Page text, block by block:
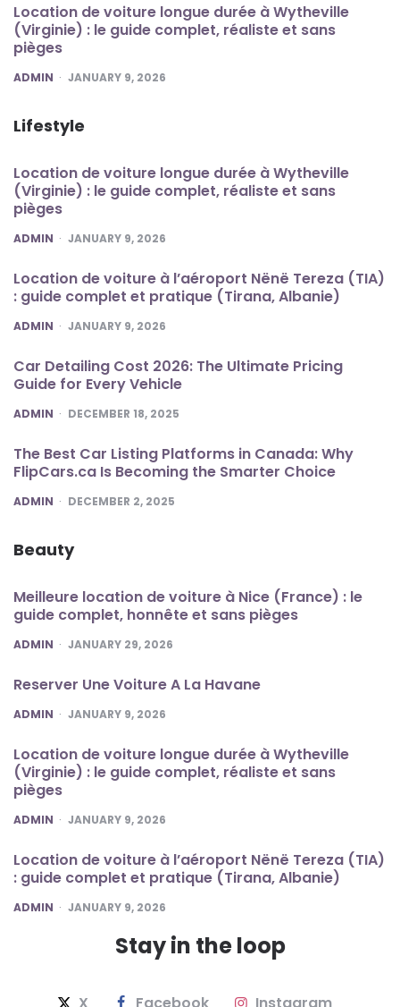
Location de voiture longue durée à Wytheville
(Virginie) : le guide complet, réaliste et sans
pièges
POSTED
ADMIN JANUARY 9, 2026
Lifestyle
Location de voiture longue durée à Wytheville
(Virginie) : le guide complet, réaliste et sans
pièges
POSTED
ADMIN JANUARY 9, 2026
Location de voiture à l’aéroport Nënë Tereza (TIA)
: guide complet et pratique (Tirana, Albanie)
POSTED
ADMIN JANUARY 9, 2026
Car Detailing Cost 2026: The Ultimate Pricing
Guide for Every Vehicle
POSTED
ADMIN DECEMBER 18, 2025
The Best Car Listing Platforms in Canada: Why
FlipCars.ca Is Becoming the Smarter Choice
POSTED
ADMIN DECEMBER 2, 2025
Beauty
Meilleure location de voiture à Nice (France) : le
guide complet, honnête et sans pièges
POSTED
ADMIN JANUARY 29, 2026
Reserver Une Voiture A La Havane
POSTED
ADMIN JANUARY 9, 2026
Location de voiture longue durée à Wytheville
(Virginie) : le guide complet, réaliste et sans
pièges
POSTED
ADMIN JANUARY 9, 2026
Location de voiture à l’aéroport Nënë Tereza (TIA)
: guide complet et pratique (Tirana, Albanie)
POSTED
ADMIN JANUARY 9, 2026
Stay in the loop
X Facebook Instagram